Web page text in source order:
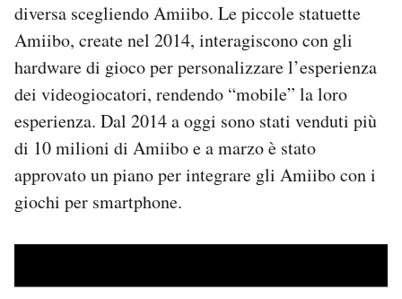
diversa scegliendo Amiibo. Le piccole statuette
Amiibo, create nel 2014, interagiscono con gli
hardware di gioco per personalizzare l’esperienza
dei videogiocatori, rendendo “mobile” la loro
esperienza. Dal 2014 a oggi sono stati venduti più
di 10 milioni di Amiibo e a marzo è stato
approvato un piano per integrare gli Amiibo con i
giochi per smartphone.